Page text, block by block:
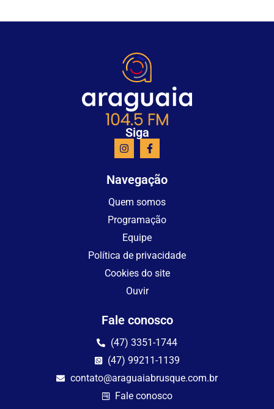
Siga
Navegação
Quem somos
Programação
Equipe
Política de privacidade
Cookies do site
Ouvir
Fale conosco
(47) 3351-1744
(47) 99211-1139
contato@araguaiabrusque.com.br
Fale conosco